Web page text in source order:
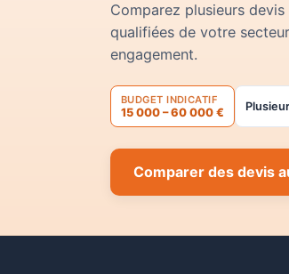
Comparez plusieurs
qualifiées de votre
engagement.
BUDGET INDICATIF
15 000 – 60 000 €
Comparer des devis